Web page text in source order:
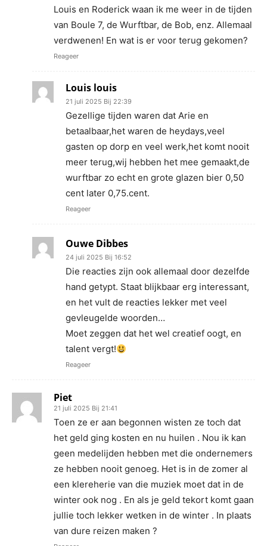
Louis en Roderick waan ik me weer in de tijden
van Boule 7, de Wurftbar, de Bob, enz. Allemaal
verdwenen! En wat is er voor terug gekomen?
Reageer
Louis louis
21 juli 2025 Bij 22:39
Gezellige tijden waren dat Arie en
betaalbaar,het waren de heydays,veel
gasten op dorp en veel werk,het komt nooit
meer terug,wij hebben het mee gemaakt,de
wurftbar zo echt en grote glazen bier 0,50
cent later 0,75.cent.
Reageer
Ouwe Dibbes
24 juli 2025 Bij 16:52
Die reacties zijn ook allemaal door dezelfde
hand getypt. Staat blijkbaar erg interessant,
en het vult de reacties lekker met veel
gevleugelde woorden…
Moet zeggen dat het wel creatief oogt, en
talent vergt!
Reageer
Piet
21 juli 2025 Bij 21:41
Toen ze er aan begonnen wisten ze toch dat
het geld ging kosten en nu huilen . Nou ik kan
geen medelijden hebben met die ondernemers
ze hebben nooit genoeg. Het is in de zomer al
een klereherie van die muziek moet dat in de
winter ook nog . En als je geld tekort komt gaan
jullie toch lekker wetken in de winter . In plaats
van dure reizen maken ?